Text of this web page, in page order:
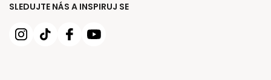
SLEDUJTE NÁS A INSPIRUJ SE